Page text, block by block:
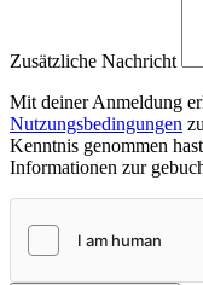
Zusätzliche Nachricht
Mit deiner Anmeldung
Nutzungsbedingungen
Kenntnis genommen
Informationen zur